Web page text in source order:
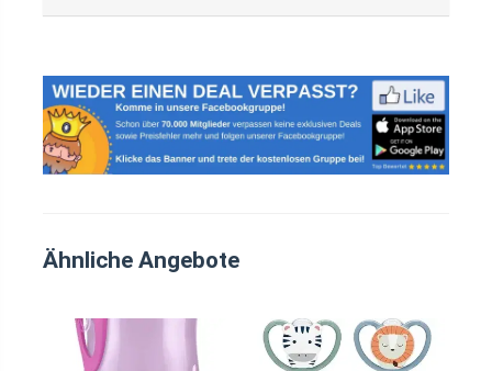
Ähnliche Angebote